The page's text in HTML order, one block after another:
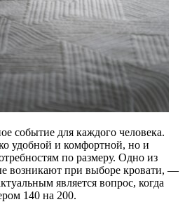
событие для каждого человека.
удобной и комфортной, но и
по размеру. Одно из
возникают при выборе кровати, —
является вопрос, когда
140 на 200.